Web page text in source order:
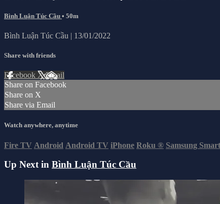
Bình Luận Túc Cầu • 50m
Bình Luận Túc Cầu | 13/01/2022
Share with friends
Facebook XEmail
Share on Facebook
Share on X
Share via Email
Watch anywhere, anytime
Fire TV Android Android TV iPhone Roku ® Samsung
Up Next in Bình Luận Túc Cầu